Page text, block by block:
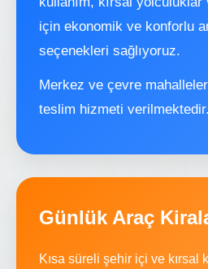
için ekonomik ve konforlu
seçenekleri sağlıyoruz.
Merkez ve çevre
teslim hizmeti verilmektedir.
Günlük Araç
Kısa süreli şehir içi ve kırsal